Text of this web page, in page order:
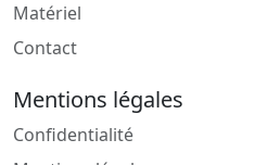
Matériel
Contact
Mentions légales
Confidentialité